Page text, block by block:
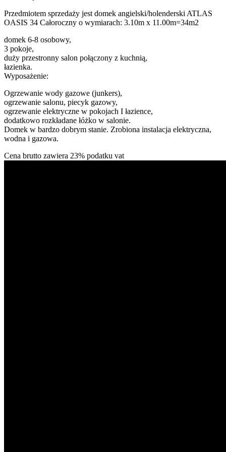
Przedmiotem sprzedaży jest domek angielski/holenderski ATLAS
OASIS 34 Całoroczny o wymiarach: 3.10m x 11.00m=34m2
domek 6-8 osobowy,
3 pokoje,
duży przestronny salon połączony z kuchnią,
łazienka.
Wyposażenie:
Ogrzewanie wody gazowe (junkers),
ogrzewanie salonu, piecyk gazowy,
ogrzewanie elektryczne w pokojach I łazience,
dodatkowo rozkładane łóżko w salonie.
Domek w bardzo dobrym stanie. Zrobiona instalacja elektryczna,
wodna i gazowa.
Cena brutto zawiera 23% podatku vat